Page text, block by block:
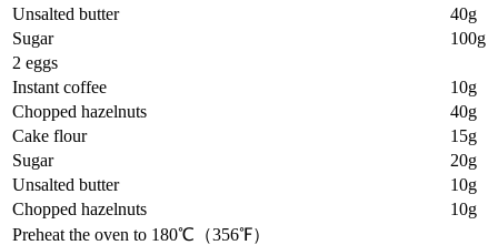
Unsalted butter
40g
Sugar
100g
2 eggs
Instant coffee
10g
Chopped hazelnuts
40g
Cake flour
15g
Sugar
20g
Unsalted butter
10g
Chopped hazelnuts
10g
Preheat the oven to 180℃（356℉）